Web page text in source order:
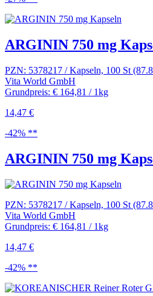
ARGININ 750 mg
PZN: 5378217 / Kapseln, 100 St
Vita World GmbH
Grundpreis: € 164,81 / 1kg
14,47 €
-42% **
ARGININ 750 mg
PZN: 5378217 / Kapseln, 100 St
Vita World GmbH
Grundpreis: € 164,81 / 1kg
14,47 €
-42% **